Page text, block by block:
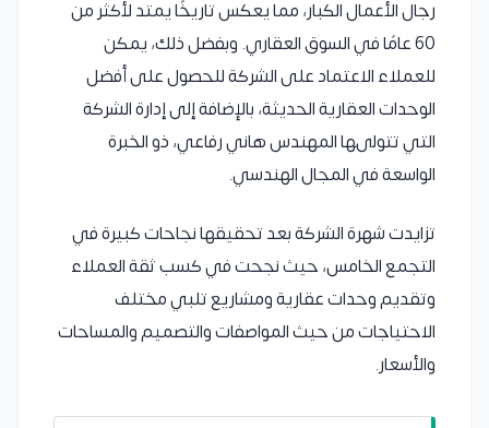
رجال الأعمال الكبار، مما يعكس تاريخًا يمتد لأكثر من
60 عامًا في السوق العقاري. وبفضل ذلك، يمكن
للعملاء الاعتماد على الشركة للحصول على أفضل
الوحدات العقارية الحديثة، بالإضافة إلى إدارة الشركة
التي تتولىها المهندس هاني رفاعي، ذو الخبرة
الواسعة في المجال الهندسي.
تزايدت شهرة الشركة بعد تحقيقها نجاحات كبيرة في
التجمع الخامس، حيث نجحت في كسب ثقة العملاء
وتقديم وحدات عقارية ومشاريع تلبي مختلف
الاحتياجات من حيث المواصفات والتصميم والمساحات
والأسعار.